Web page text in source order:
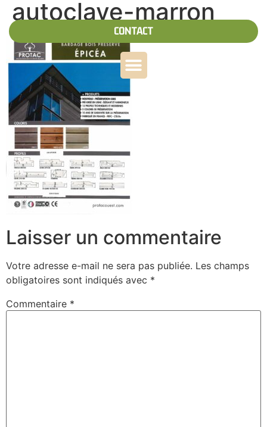
CONTACT
autoclave-marron
Laisser un commentaire
Votre adresse e-mail ne sera pas publiée. Les champs
obligatoires sont indiqués avec *
Commentaire *